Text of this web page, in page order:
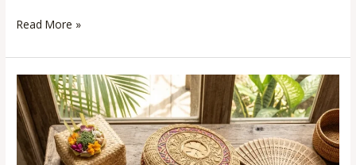
Kue
Bali:
Camilan
Tradisional
Renyah
yang
Mulai
Langka
Read More »